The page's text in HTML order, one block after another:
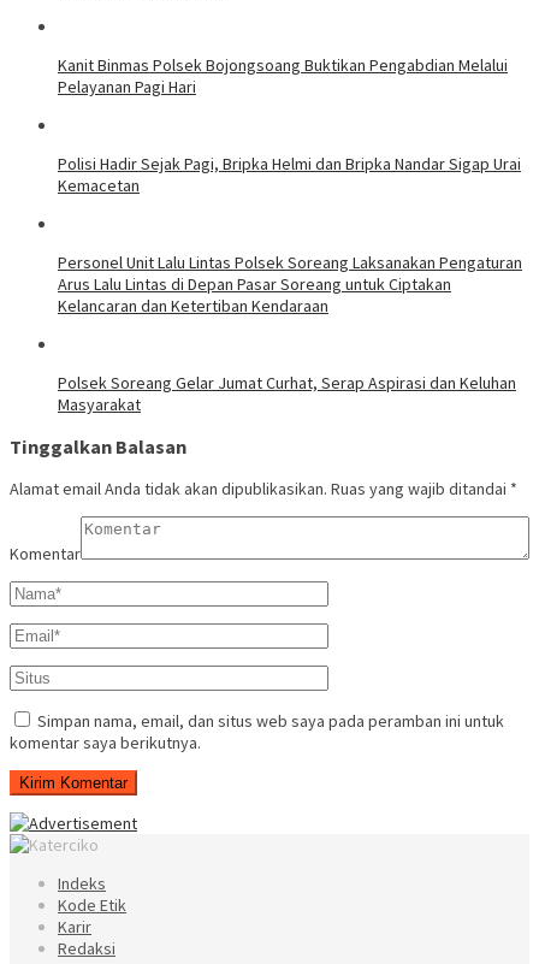
Kanit Binmas Polsek Bojongsoang Buktikan Pengabdian Melalui
Pelayanan Pagi Hari
Polisi Hadir Sejak Pagi, Bripka Helmi dan Bripka Nandar Sigap Urai
Kemacetan
Personel Unit Lalu Lintas Polsek Soreang Laksanakan Pengaturan
Arus Lalu Lintas di Depan Pasar Soreang untuk Ciptakan
Kelancaran dan Ketertiban Kendaraan
Polsek Soreang Gelar Jumat Curhat, Serap Aspirasi dan Keluhan
Masyarakat
Tinggalkan Balasan
Alamat email Anda tidak akan dipublikasikan. Ruas yang wajib ditandai *
Komentar
Simpan nama, email, dan situs web saya pada peramban ini untuk
komentar saya berikutnya.
Indeks
Kode Etik
Karir
Redaksi